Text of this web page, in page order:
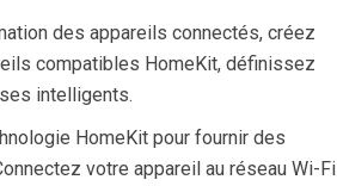
des appareils connectés, créez
compatibles HomeKit, définissez
intelligents.
HomeKit pour fournir des
votre appareil au réseau Wi-Fi